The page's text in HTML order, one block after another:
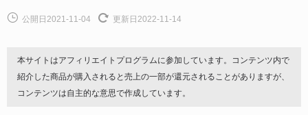
公開日2021-11-04 更新日2022-11-14
本サイトはアフィリエイトプログラムに参加しています。コンテンツ内で
紹介した商品が購入されると売上の一部が還元されることがありますが、
コンテンツは自主的な意思で作成しています。